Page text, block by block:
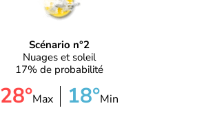
Scénario n°2
Nuages et soleil
17% de probabilité
28°Max 18°Min